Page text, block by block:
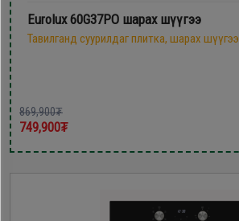
Eurolux 60G37PO шарах шүүгээ
Тавилганд суурилдаг плитка, шарах шүүгээ
869,900₮
749,900₮